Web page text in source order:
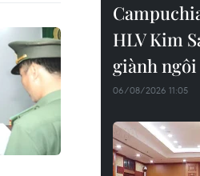
HLV Kim
giành ngôi
06/08/2026 11:05